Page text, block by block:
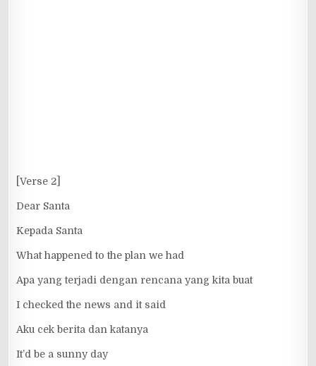
[Verse 2]
Dear Santa
Kepada Santa
What happened to the plan we had
Apa yang terjadi dengan rencana yang kita buat
I checked the news and it said
Aku cek berita dan katanya
It’d be a sunny day